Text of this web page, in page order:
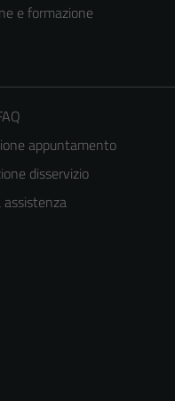
e formazione
appuntamento
disservizio
assistenza